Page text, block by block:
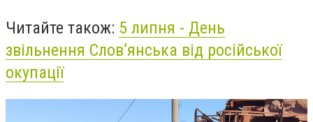
Читайте також: 5 липня - День
звільнення Слов’янська від російської
окупації